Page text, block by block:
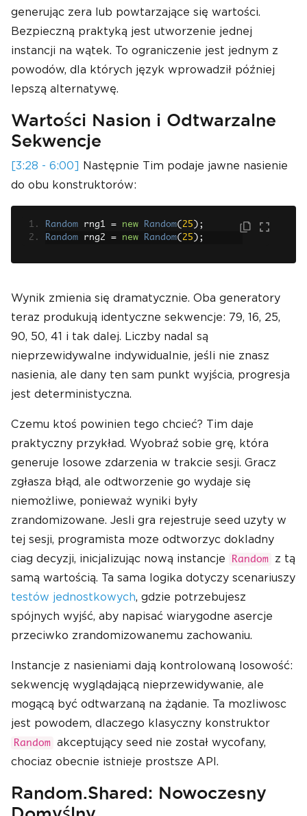
generując zera lub powtarzające się wartości.
Bezpieczną praktyką jest utworzenie jednej
instancji na wątek. To ograniczenie jest jednym z
powodów, dla których język wprowadził później
lepszą alternatywę.
Wartości Nasion i Odtwarzalne
Sekwencje
[3:28 - 6:00] Następnie Tim podaje jawne nasienie
do obu konstruktorów:
Random rng1 = new Random( 25 );
Random rng2 = new Random( 25 );
Wynik zmienia się dramatycznie. Oba generatory
teraz produkują identyczne sekwencje: 79, 16, 25,
90, 50, 41 i tak dalej. Liczby nadal są
nieprzewidywalne indywidualnie, jeśli nie znasz
nasienia, ale dany ten sam punkt wyjścia, progresja
jest deterministyczna.
Czemu ktoś powinien tego chcieć? Tim daje
praktyczny przykład. Wyobraź sobie grę, która
generuje losowe zdarzenia w trakcie sesji. Gracz
zgłasza błąd, ale odtworzenie go wydaje się
niemożliwe, ponieważ wyniki były
zrandomizowane. Jesli gra rejestruje seed uzyty w
tej sesji, programista moze odtworzyc dokladny
ciag decyzji, inicjalizując nową instancje
Random
z tą
samą wartością. Ta sama logika dotyczy scenariuszy
testów jednostkowych, gdzie potrzebujesz
spójnych wyjść, aby napisać wiarygodne asercje
przeciwko zrandomizowanemu zachowaniu.
Instancje z nasieniami dają kontrolowaną losowość:
sekwencję wyglądającą nieprzewidywanie, ale
mogącą być odtwarzaną na żądanie. Ta mozliwosc
jest powodem, dlaczego klasyczny konstruktor
Random akceptujący seed nie został wycofany,
chociaz obecnie istnieje prostsze API.
Random.Shared: Nowoczesny